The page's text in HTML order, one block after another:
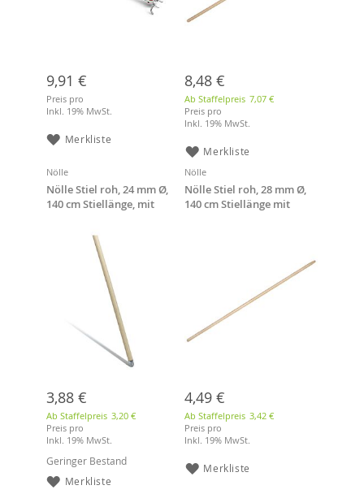
9,91 €
Preis pro
Inkl. 19% MwSt.
Merkliste
8,48 €
Ab Staffelpreis 7,07 €
Preis pro
Inkl. 19% MwSt.
Merkliste
Nölle
Nölle Stiel roh, 24 mm Ø,
140 cm Stiellänge, mit
3,88 €
Ab Staffelpreis 3,20 €
Preis pro
Inkl. 19% MwSt.
Geringer Bestand
Merkliste
Nölle
Nölle Stiel roh, 28 mm Ø,
140 cm Stiellänge mit
4,49 €
Ab Staffelpreis 3,42 €
Preis pro
Inkl. 19% MwSt.
Merkliste